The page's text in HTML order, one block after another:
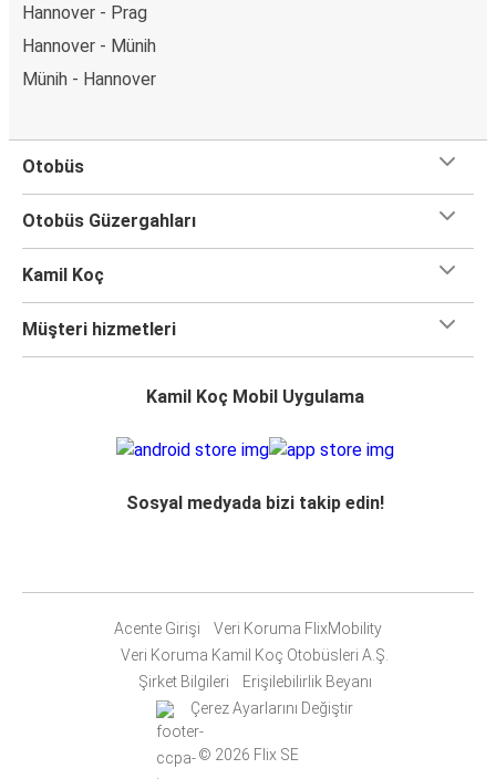
Hannover - Prag
Hannover - Münih
Münih - Hannover
Otobüs
Otobüs Güzergahları
Kamil Koç
Müşteri hizmetleri
Kamil Koç Mobil Uygulama
Sosyal medyada bizi takip edin!
Acente Girişi
Veri Koruma FlixMobility
Veri Koruma Kamil Koç Otobüsleri A.Ş.
Şirket Bilgileri
Erişilebilirlik Beyanı
Çerez Ayarlarını Değiştir
© 2026 Flix SE